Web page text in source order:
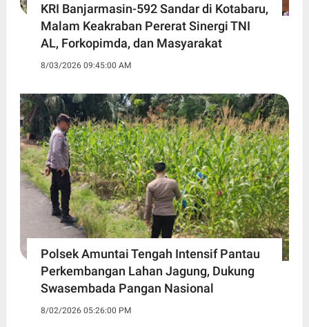
KRI Banjarmasin-592 Sandar di Kotabaru,
Malam Keakraban Pererat Sinergi TNI
AL, Forkopimda, dan Masyarakat
8/03/2026 09:45:00 AM
Polsek Amuntai Tengah Intensif Pantau
Perkembangan Lahan Jagung, Dukung
Swasembada Pangan Nasional
8/02/2026 05:26:00 PM